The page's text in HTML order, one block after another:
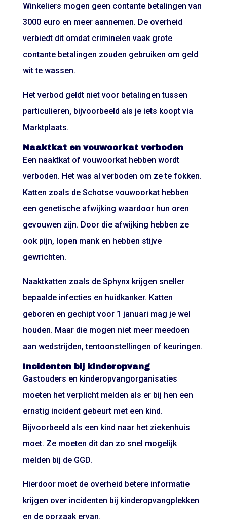
Winkeliers mogen geen contante betalingen van
3000 euro en meer aannemen. De overheid
verbiedt dit omdat criminelen vaak grote
contante betalingen zouden gebruiken om geld
wit te wassen.
Het verbod geldt niet voor betalingen tussen
particulieren, bijvoorbeeld als je iets koopt via
Marktplaats.
Naaktkat en vouwoorkat verboden
Een naaktkat of vouwoorkat hebben wordt
verboden. Het was al verboden om ze te fokken.
Katten zoals de Schotse vouwoorkat hebben
een genetische afwijking waardoor hun oren
gevouwen zijn. Door die afwijking hebben ze
ook pijn, lopen mank en hebben stijve
gewrichten.
Naaktkatten zoals de Sphynx krijgen sneller
bepaalde infecties en huidkanker. Katten
geboren en gechipt voor 1 januari mag je wel
houden. Maar die mogen niet meer meedoen
aan wedstrijden, tentoonstellingen of keuringen.
Incidenten bij kinderopvang
Gastouders en kinderopvangorganisaties
moeten het verplicht melden als er bij hen een
ernstig incident gebeurt met een kind.
Bijvoorbeeld als een kind naar het ziekenhuis
moet. Ze moeten dit dan zo snel mogelijk
melden bij de GGD.
Hierdoor moet de overheid betere informatie
krijgen over incidenten bij kinderopvangplekken
en de oorzaak ervan.